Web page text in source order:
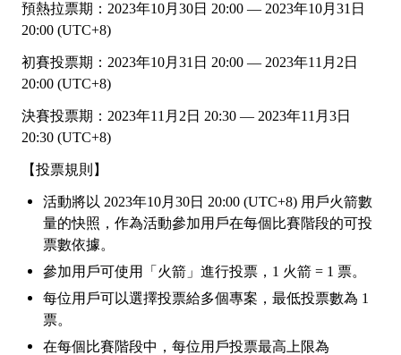
預熱拉票期： 2023年10月 30日 20:00 — 2023年10月 31 日
20:00 (UTC+8)
初賽投票期： 2023年10月 31 日 20:00 — 2023年1 1 月 2日
20:00 (UTC+8)
決賽投票期： 2023年1 1 月 2日 20:30 — 2023年1 1 月 3日
20:30 (UTC+8)
【投票規則】
活動將以 2023年10月 30日 20:00 (UTC+8) 用戶火箭數
量的快照，作為活動參加用戶在每個比賽階段的可投
票數依據。
參加用戶可使用「火箭」進行投票， 1 火箭 = 1 票。
每位用戶可以選擇投票給多個專案，最低投票數為 1
票。
在每個比賽階段中，每位用戶投票最高上限為